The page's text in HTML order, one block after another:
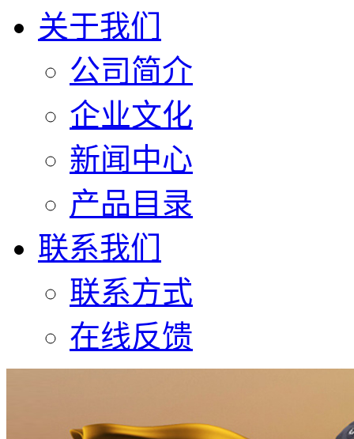
关于我们
公司简介
企业文化
新闻中心
产品目录
联系我们
联系方式
在线反馈